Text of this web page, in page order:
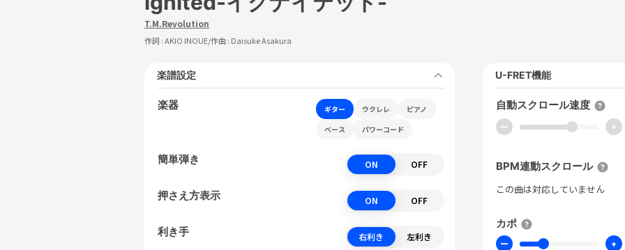
T.M.Revolution
作詞 :AKIO INOUE/作曲 : Daisuke Asakura
楽譜設定
楽器 ギター ウクレレ
ピアノ
ベース
パワーコード
簡単弾き ON OFF
押さえ方表示 ON OFF
利き手 右利き 左利き
U-FRET機能
自動スクロール速度
ー +
BPM連動スクロール
この曲は対応していません
カポ
ー +